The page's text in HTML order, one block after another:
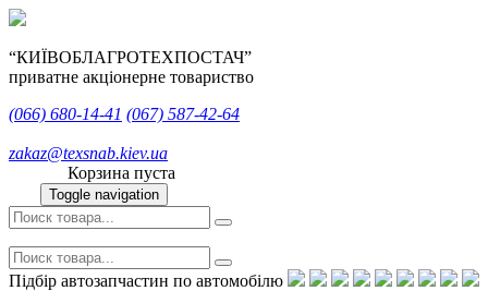
“КИЇВОБЛАГРОТЕХПОСТАЧ”
приватне акціонерне товариство
(066) 680-14-41 (067) 587-42-64
zakaz@texsnab.kiev.ua
Корзина пуста
Toggle navigation
Підбір автозапчастин по автомобілю